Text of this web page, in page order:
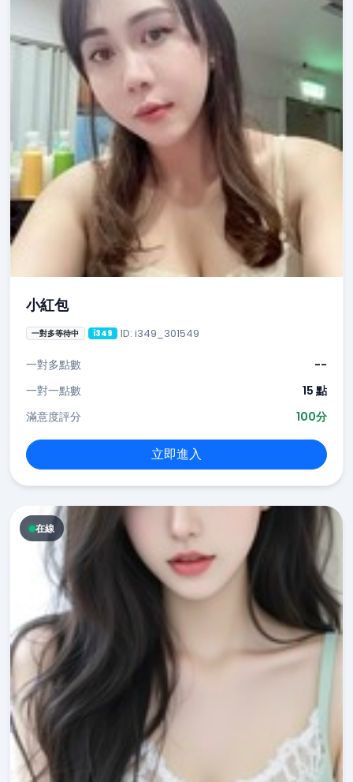
小紅包
一對多等待中 i349 ID: i349_301549
一對多點數
--
一對一點數
15 點
滿意度評分
100分
立即進入
在線